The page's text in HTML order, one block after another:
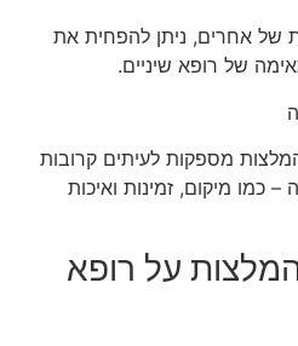
של אחרים, ניתן להפחית את
של רופא שיניים.
מספקות לעיתים קרובות
כמו מיקום, זמינות ואיכות
המלצות על רופא